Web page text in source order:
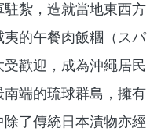
紮，造就當地東西方
的午餐肉飯糰（スパ
歡迎，成為沖繩居民
端的琉球群島，擁有
了傳統日本漬物亦經